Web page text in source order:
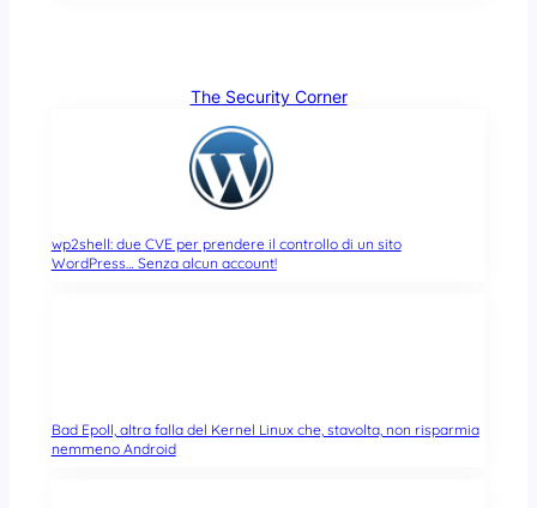
The Security Corner
wp2shell: due CVE per prendere il controllo di un sito
WordPress… Senza alcun account!
Bad Epoll, altra falla del Kernel Linux che, stavolta, non risparmia
nemmeno Android